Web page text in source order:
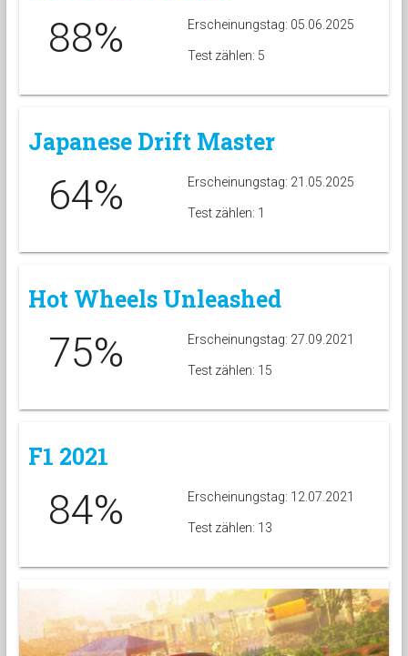
88% Erscheinungstag: 05.06.2025
Test zählen: 5
Japanese Drift Master
64% Erscheinungstag: 21.05.2025
Test zählen: 1
Hot Wheels Unleashed
75% Erscheinungstag: 27.09.2021
Test zählen: 15
F1 2021
84% Erscheinungstag: 12.07.2021
Test zählen: 13